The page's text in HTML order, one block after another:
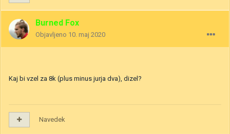
Burned Fox
Objavljeno 10. maj 2020
Kaj bi vzel za 8k (plus minus jurja dva), dizel?
Navedek